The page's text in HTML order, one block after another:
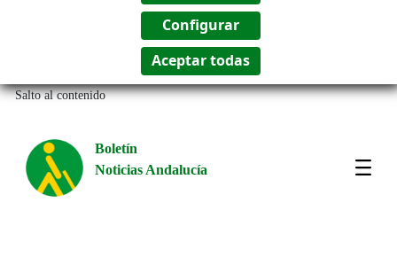
Salto al contenido
Boletín
Noticias Andalucía